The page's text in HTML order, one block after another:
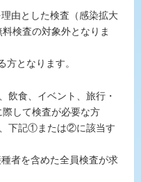
由とした検査（感染拡大
検査の対象外となりま
となります。
飲食、イベント、旅行・
して検査が必要な方
下記①または②に該当す
者を含めた全員検査が求